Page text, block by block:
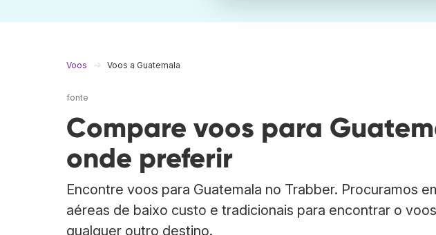
Voos Voos a Guatemala
fonte
Compare voos para
onde preferir
Encontre voos para Guatemala no Trabber. Procuramos
aéreas de baixo custo e tradicionais para encontrar o
qualquer outro destino.